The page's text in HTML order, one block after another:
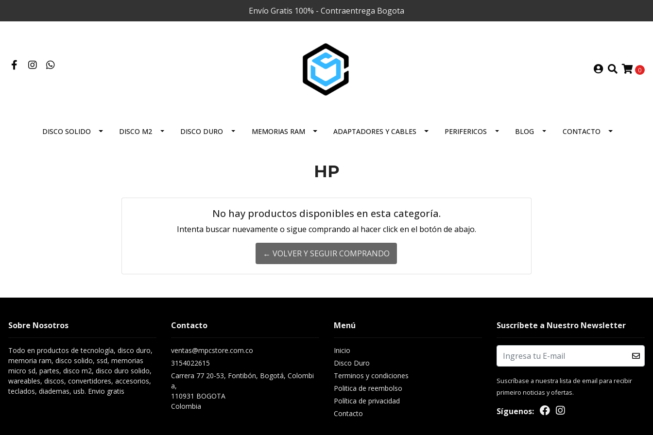
Envío Gratis 100% - Contraentrega Bogota
0
DISCO SOLIDO DISCO M2 DISCO DURO MEMORIAS RAM ADAPTADORES Y CABLES PERIFERICOS BLOG CONTACTO
HP
No hay productos disponibles en esta categoría.
Intenta buscar nuevamente o sigue comprando al hacer click en el botón de abajo.
← VOLVER Y SEGUIR COMPRANDO
Sobre Nosotros
Todo en productos de tecnología, disco duro,
memoria ram, disco solido, ssd, memorias
micro sd, partes, disco m2, disco duro solido,
wareables, discos, convertidores, accesorios,
teclados, diademas, usb. Envio gratis
Contacto
ventas@mpcstore.com.co
3154022615
Carrera 77 20-53, Fontibón, Bogotá, Colombi
a,
110931 BOGOTA
Colombia
Menú
Inicio
Disco Duro
Terminos y condiciones
Politica de reembolso
Política de privacidad
Contacto
Suscríbete a Nuestro Newsletter
Suscríbase a nuestra lista de email para recibir
primeiro noticias y ofertas.
Síguenos: